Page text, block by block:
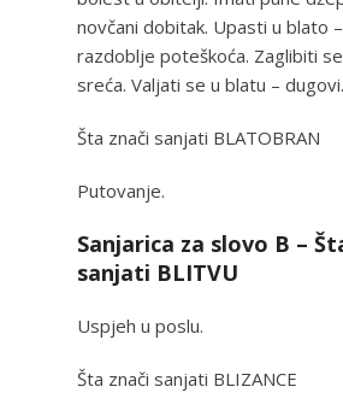
novčani dobitak. Upasti u blato
razdoblje poteškoća. Zaglibiti
sreća. Valjati se u blatu – dugovi.
Šta znači sanjati BLATOBRAN
Putovanje.
Sanjarica za slovo B –
sanjati BLITVU
Uspjeh u poslu.
Šta znači sanjati BLIZANCE